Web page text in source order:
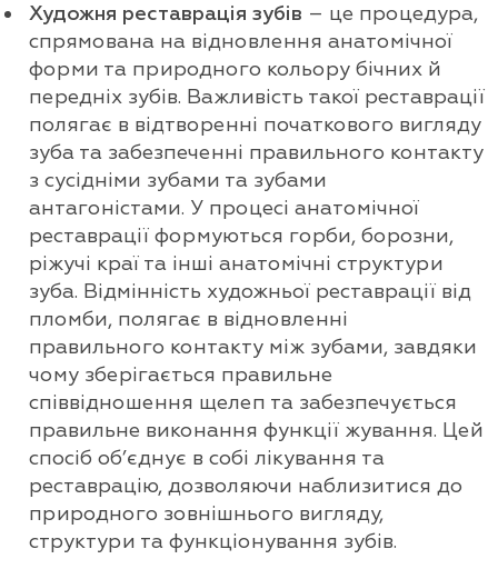
Художня реставрація зубів – це процедура,
спрямована на відновлення анатомічної
форми та природного кольору бічних й
передніх зубів. Важливість такої реставрації
полягає в відтворенні початкового вигляду
зуба та забезпеченні правильного контакту
з сусідніми зубами та зубами
антагоністами. У процесі анатомічної
реставрації формуються горби, борозни,
ріжучі краї та інші анатомічні структури
зуба. Відмінність художньої реставрації від
пломби, полягає в відновленні
правильного контакту між зубами, завдяки
чому зберігається правильне
співвідношення щелеп та забезпечується
правильне виконання функції жування. Цей
спосіб об’єднує в собі лікування та
реставрацію, дозволяючи наблизитися до
природного зовнішнього вигляду,
структури та функціонування зубів.